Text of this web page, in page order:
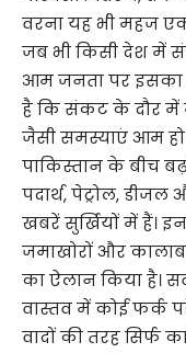
वरना यह भी महज
जब भी किसी देश में
आम जनता पर इसका
है कि संकट के दौर में
जैसी समस्याएं आम हो
पाकिस्तान के बीच
पदार्थ, पेट्रोल,
खबरें सुर्खियों में हैं।
जमाखोरों और
का ऐलान किया है।
वास्तव में कोई फर्क
वादों की तरह सिर्फ